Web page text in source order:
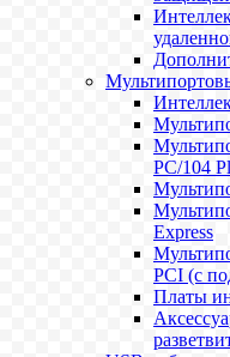
PC/104
Express
PCI (с
Платы